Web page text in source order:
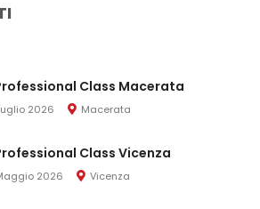
Class Macerata
2026 Macerata
Class Vicenza
2026 Vicenza